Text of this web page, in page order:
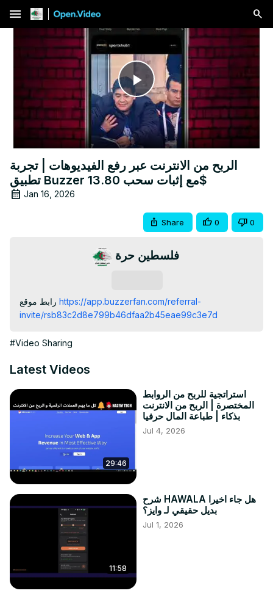
menu
Play
Video
الربح من الانترنت عبر رفع الفيديوهات | تجربة
تطبيق Buzzer مع إثبات سحب 13.80$
Jan 16, 2026
Share 0 0
فلسطين حرة
https://app.buzzerfan.com/referral-
invite/rsb83c2d8e799b46dfaa2b45eae99c3e7d
#Video Sharing
Latest Videos
29:46
استراتجية للربح من الروابط
المختصرة | الربح من الانترنت
بذكاء | طباعة المال حرفيا
Jul 4, 2026
11:58
شرح HAWALA هل جاء اخيرا
بديل حقيقي لـ وایز؟
Jul 1, 2026